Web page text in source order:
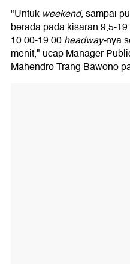
"Untuk weekend, sampai
berada pada kisaran 9,5-
10.00-19.00headway-nya
menit," ucap Manager
Mahendro Trang Bawono